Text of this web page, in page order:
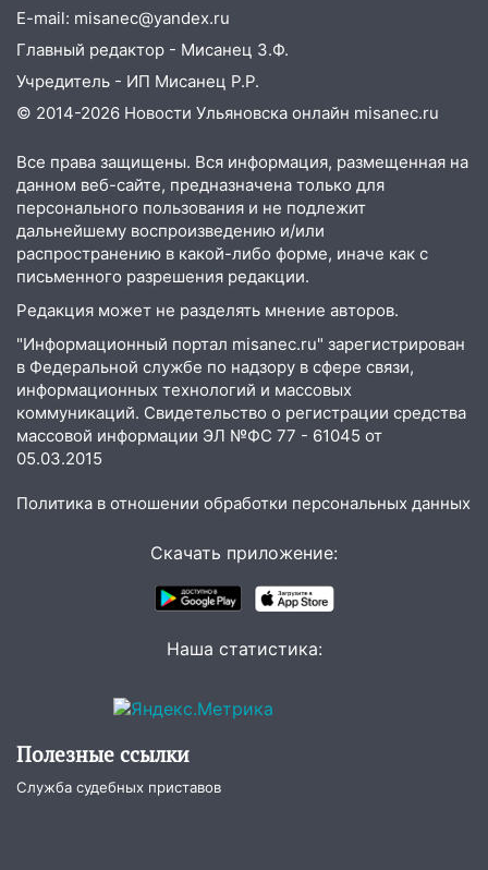
10:30 От мотофристайла до прогулки с
хаски: куда сходить в Ульяновской
области 8–9 августа
10:11 Директора ульяновской
«Нефтяной топливной компании» будут
судить за неуплату 48,4 млн рублей
налогов
09:28 Дети на дорогах: пострадали
велосипедисты, мотоциклисты и
пешеходы. Обзор крупных аварий в
Ульяновской области
08:30
Поджог со свечой, 16 сгоревших
домов и выстрел за водку
07:50 Какая погоды будет днем 8
августа
06:45 Императорский мост в
утра 10 августа
Судьба готовит сюрприз: гороскоп
на 8 августа — кому повезет с
деньгами, а кого ждет неожиданная
В Ульяновской области объявили
07.08.2026
20:40 Ульяновские аграрии смогут
купить тракторы с отсрочкой платежа
до декабря
E-mail: misanec@yandex.ru
Главный редактор - Мисанец З.Ф.
Учредитель - ИП Мисанец Р.Р.
© 2014-2026 Новости Ульяновска онлайн misanec.ru
Все права защищены. Вся информация, размещенная на
данном веб-сайте, предназначена только для
персонального пользования и не подлежит
дальнейшему воспроизведению и/или
распространению в какой-либо форме, иначе как с
письменного разрешения редакции.
Редакция может не разделять мнение авторов.
"Информационный портал misanec.ru" зарегистрирован
в Федеральной службе по надзору в сфере связи,
информационных технологий и массовых
коммуникаций. Свидетельство о регистрации средства
массовой информации ЭЛ №ФС 77 - 61045 от
05.03.2015
Политика в отношении обработки персональных данных
Скачать приложение:
Наша статистика:
Полезные ссылки
Служба судебных приставов